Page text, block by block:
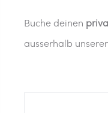
Buche deinen
ausserhalb